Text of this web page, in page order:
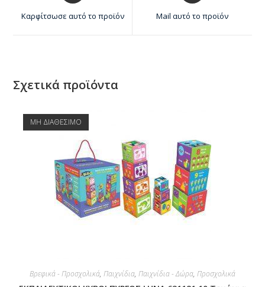
Καρφίτσωσε αυτό το προϊόν Mail αυτό το προϊόν
Σχετικά προϊόντα
ΜΗ ΔΙΑΘΕΣΙΜΟ
Βρεφικά - Προσχολικά, Παιχνίδια, Παιχνίδια - Δώρα, Προσχολικά